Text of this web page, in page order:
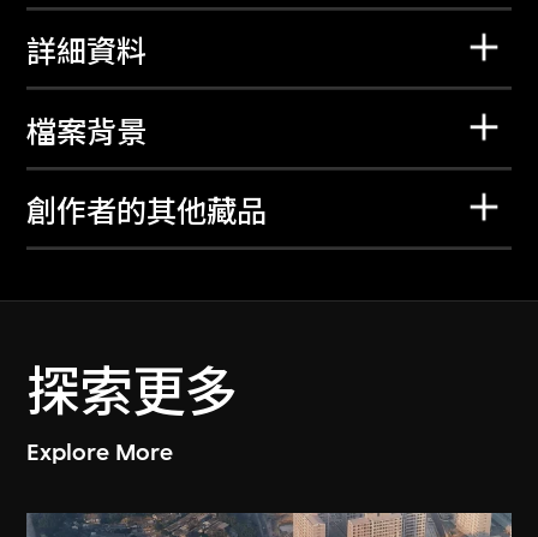
詳細資料
檔案背景
創作者的其他藏品
探索更多
Explore More